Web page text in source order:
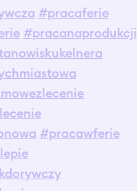
#pracaferie
#pracanaprodukcji
#pracawferie